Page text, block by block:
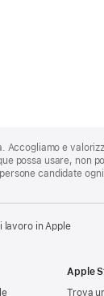
Accogliamo e
possa usare, non
candidate
lavoro in Apple
Apple
Trova